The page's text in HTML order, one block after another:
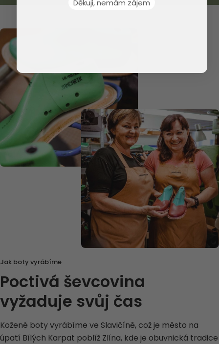
Jak boty vyrábíme
Poctivá ševcovina
vyžaduje svůj čas
Kožené boty vyrábíme ve Slavičíně, což je město na
úpatí Bílých Karpat poblíž Zlína, kde je obuvnická tradice
Děkuji, nemám zájem